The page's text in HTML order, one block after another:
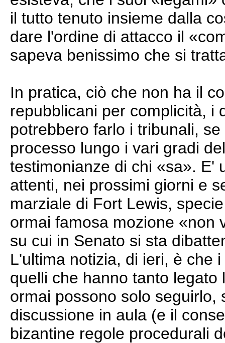
il tutto tenuto insieme dalla
dare l'ordine di attacco il
sapeva benissimo che si
In pratica, ciò che non ha il
repubblicani per complicità, i
potrebbero farlo i tribunali,
processo lungo i vari gradi
testimonianze di chi «sa». E'
attenti, nei prossimi giorni e
marziale di Fort Lewis,
ormai famosa mozione «non
su cui in Senato si sta
L'ultima notizia, di ieri, è che
quelli che hanno tanto
ormai possono solo seguirlo,
discussione in aula (e il
bizantine regole procedurali